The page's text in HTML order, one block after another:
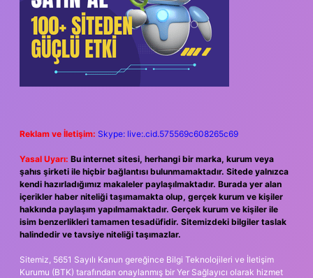
Reklam ve İletişim: Skype: live:.cid.575569c608265c69
Yasal Uyarı: Bu internet sitesi, herhangi bir marka, kurum veya
şahıs şirketi ile hiçbir bağlantısı bulunmamaktadır. Sitede yalnızca
kendi hazırladığımız makaleler paylaşılmaktadır. Burada yer alan
içerikler haber niteliği taşımamakta olup, gerçek kurum ve kişiler
hakkında paylaşım yapılmamaktadır. Gerçek kurum ve kişiler ile
isim benzerlikleri tamamen tesadüfidir. Sitemizdeki bilgiler taslak
halindedir ve tavsiye niteliği taşımazlar.
Sitemiz, 5651 Sayılı Kanun gereğince Bilgi Teknolojileri ve İletişim
Kurumu (BTK) tarafından onaylanmış bir Yer Sağlayıcı olarak hizmet